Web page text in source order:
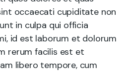
occaecati cupiditate non
in culpa qui officia
id est laborum et dolorum
rerum facilis est et
libero tempore, cum